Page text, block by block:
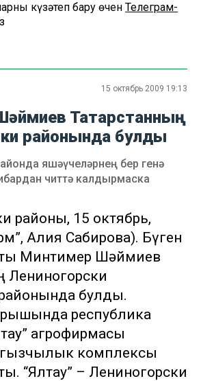
күзәтеп бару өчен Телеграм-
15 октябрь 2009 19:13
Татарстанның
районында булды
яшәүчеләрнең бер генә
читтә калдырмаска
районы, 15 октябрь,
Алия Сабирова). Бүген
Минтимер Шәймиев
Лениногорски
булды.
республика
агрофирмасы
комплексы
“Ялтау” – Лениногорски